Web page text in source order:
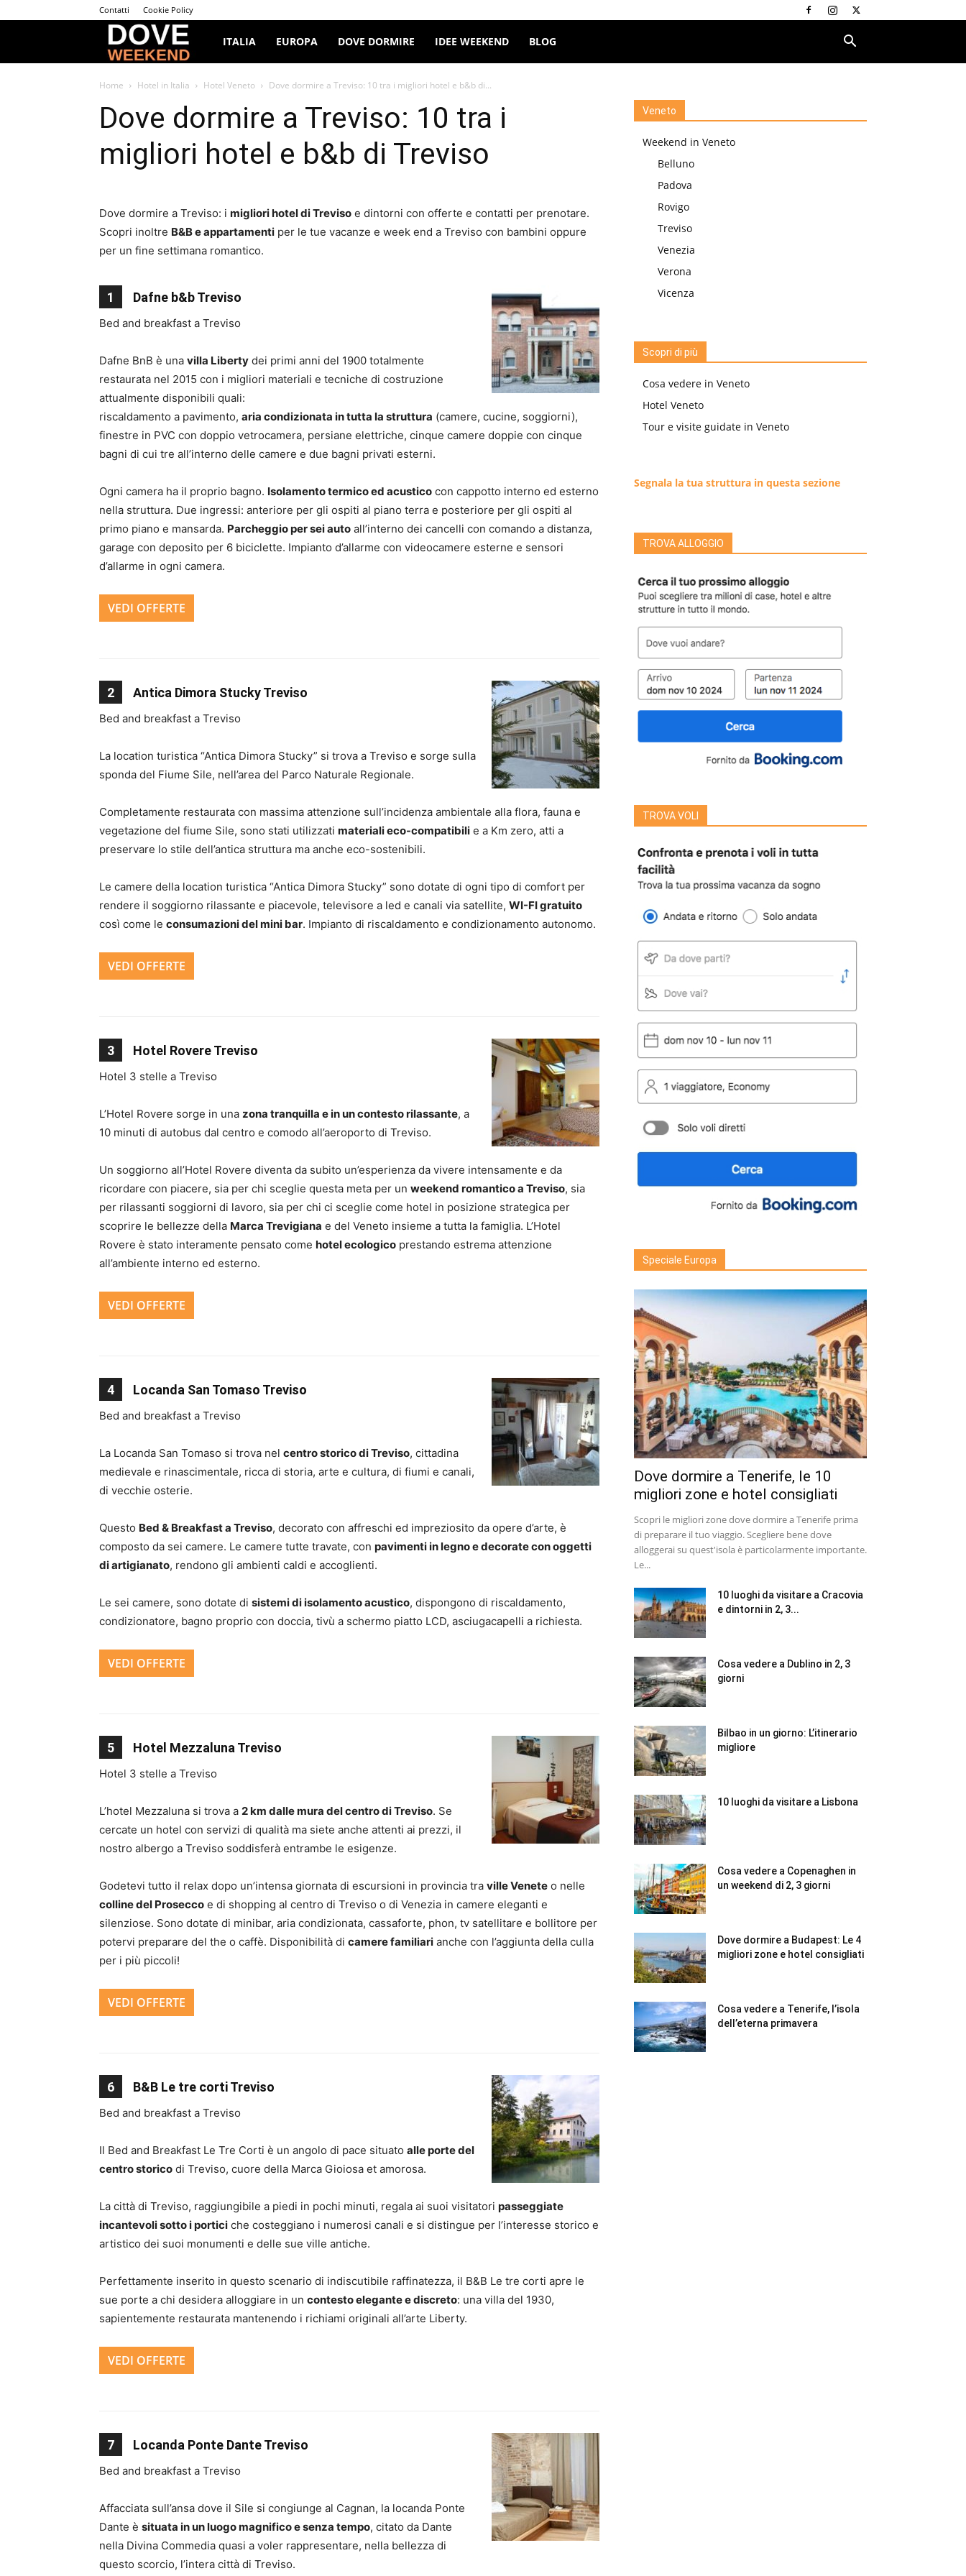
Contatti Cookie Policy
Dove
Weekend
ITALIA EUROPA DOVE DORMIRE IDEE WEEKEND BLOG
Home Hotel in Italia Hotel Veneto Dove dormire a Treviso: 10 tra i migliori hotel e b&b di...
Dove dormire a Treviso: 10 tra i
migliori hotel e b&b di Treviso
Dove dormire a Treviso: i migliori hotel di Treviso e dintorni con offerte e contatti per prenotare.
Scopri inoltre B&B e appartamenti per le tue vacanze e week end a Treviso con bambini oppure
per un fine settimana romantico.
1 Dafne b&b Treviso
Bed and breakfast a Treviso
Dafne BnB è una villa Liberty dei primi anni del 1900 totalmente
restaurata nel 2015 con i migliori materiali e tecniche di costruzione
attualmente disponibili quali:
riscaldamento a pavimento, aria condizionata in tutta la struttura (camere, cucine, soggiorni),
finestre in PVC con doppio vetrocamera, persiane elettriche, cinque camere doppie con cinque
bagni di cui tre all’interno delle camere e due bagni privati esterni.
Ogni camera ha il proprio bagno. Isolamento termico ed acustico con cappotto interno ed esterno
nella struttura. Due ingressi: anteriore per gli ospiti al piano terra e posteriore per gli ospiti al
primo piano e mansarda. Parcheggio per sei auto all’interno dei cancelli con comando a distanza,
garage con deposito per 6 biciclette. Impianto d’allarme con videocamere esterne e sensori
d’allarme in ogni camera.
VEDI OFFERTE
2 Antica Dimora Stucky Treviso
Bed and breakfast a Treviso
La location turistica “Antica Dimora Stucky” si trova a Treviso e sorge sulla
sponda del Fiume Sile, nell’area del Parco Naturale Regionale.
Completamente restaurata con massima attenzione sull’incidenza ambientale alla flora, fauna e
vegetazione del fiume Sile, sono stati utilizzati materiali eco-compatibili e a Km zero, atti a
preservare lo stile dell’antica struttura ma anche eco-sostenibili.
Le camere della location turistica “Antica Dimora Stucky” sono dotate di ogni tipo di comfort per
rendere il soggiorno rilassante e piacevole, televisore a led e canali via satellite, WI-FI gratuito
così come le consumazioni del mini bar. Impianto di riscaldamento e condizionamento autonomo.
VEDI OFFERTE
3 Hotel Rovere Treviso
Hotel 3 stelle a Treviso
L’Hotel Rovere sorge in una zona tranquilla e in un contesto rilassante, a
10 minuti di autobus dal centro e comodo all’aeroporto di Treviso.
Un soggiorno all’Hotel Rovere diventa da subito un’esperienza da vivere intensamente e da
ricordare con piacere, sia per chi sceglie questa meta per un weekend romantico a Treviso, sia
per rilassanti soggiorni di lavoro, sia per chi ci sceglie come hotel in posizione strategica per
scoprire le bellezze della Marca Trevigiana e del Veneto insieme a tutta la famiglia. L’Hotel
Rovere è stato interamente pensato come hotel ecologico prestando estrema attenzione
all’ambiente interno ed esterno.
VEDI OFFERTE
4 Locanda San Tomaso Treviso
Bed and breakfast a Treviso
La Locanda San Tomaso si trova nel centro storico di Treviso, cittadina
medievale e rinascimentale, ricca di storia, arte e cultura, di fiumi e canali,
di vecchie osterie.
Questo Bed & Breakfast a Treviso, decorato con affreschi ed impreziosito da opere d’arte, è
composto da sei camere. Le camere tutte travate, con pavimenti in legno e decorate con oggetti
di artigianato, rendono gli ambienti caldi e accoglienti.
Le sei camere, sono dotate di sistemi di isolamento acustico, dispongono di riscaldamento,
condizionatore, bagno proprio con doccia, tivù a schermo piatto LCD, asciugacapelli a richiesta.
VEDI OFFERTE
5 Hotel Mezzaluna Treviso
Hotel 3 stelle a Treviso
L’hotel Mezzaluna si trova a 2 km dalle mura del centro di Treviso. Se
cercate un hotel con servizi di qualità ma siete anche attenti ai prezzi, il
nostro albergo a Treviso soddisferà entrambe le esigenze.
Godetevi tutto il relax dopo un’intensa giornata di escursioni in provincia tra ville Venete o nelle
colline del Prosecco e di shopping al centro di Treviso o di Venezia in camere eleganti e
silenziose. Sono dotate di minibar, aria condizionata, cassaforte, phon, tv satellitare e bollitore per
potervi preparare del the o caffè. Disponibilità di camere familiari anche con l’aggiunta della culla
per i più piccoli!
VEDI OFFERTE
6 B&B Le tre corti Treviso
Bed and breakfast a Treviso
Il Bed and Breakfast Le Tre Corti è un angolo di pace situato alle porte del
centro storico di Treviso, cuore della Marca Gioiosa et amorosa.
La città di Treviso, raggiungibile a piedi in pochi minuti, regala ai suoi visitatori passeggiate
incantevoli sotto i portici che costeggiano i numerosi canali e si distingue per l’interesse storico e
artistico dei suoi monumenti e delle sue ville antiche.
Perfettamente inserito in questo scenario di indiscutibile raffinatezza, il B&B Le tre corti apre le
sue porte a chi desidera alloggiare in un contesto elegante e discreto: una villa del 1930,
sapientemente restaurata mantenendo i richiami originali all’arte Liberty.
VEDI OFFERTE
7 Locanda Ponte Dante Treviso
Bed and breakfast a Treviso
Affacciata sull’ansa dove il Sile si congiunge al Cagnan, la locanda Ponte
Dante è situata in un luogo magnifico e senza tempo, citato da Dante
nella Divina Commedia quasi a voler rappresentare, nella bellezza di
questo scorcio, l’intera città di Treviso.
Veneto
Weekend in Veneto
Belluno
Padova
Rovigo
Treviso
Venezia
Verona
Vicenza
Scopri di più
Cosa vedere in Veneto
Hotel Veneto
Tour e visite guidate in Veneto
Segnala la tua struttura in questa sezione
TROVA ALLOGGIO
TROVA VOLI
Speciale Europa
Dove dormire a Tenerife, le 10
migliori zone e hotel consigliati
Scopri le migliori zone dove dormire a Tenerife prima
di preparare il tuo viaggio. Scegliere bene dove
alloggerai su quest'isola è particolarmente importante.
Le...
10 luoghi da visitare a Cracovia
e dintorni in 2, 3...
Cosa vedere a Dublino in 2, 3
giorni
Bilbao in un giorno: L’itinerario
migliore
10 luoghi da visitare a Lisbona
Cosa vedere a Copenaghen in
un weekend di 2, 3 giorni
Dove dormire a Budapest: Le 4
migliori zone e hotel consigliati
Cosa vedere a Tenerife, l’isola
dell’eterna primavera